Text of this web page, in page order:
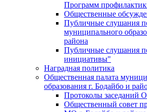
Программ
Общественные
Публичные слушания
муниципального
района
Публичные слушания
инициативы"
Наградная политика
Общественная палата
образования г. Бодайбо и
Протоколы заседаний
Общественный совет